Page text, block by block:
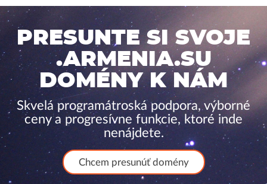
PRESUNTE SI SVOJE
.ARMENIA.SU
DOMÉNY K NÁM
Skvelá programátroská podpora, výborné
ceny a progresívne funkcie, ktoré inde
nenájdete.
Chcem presunúť domény